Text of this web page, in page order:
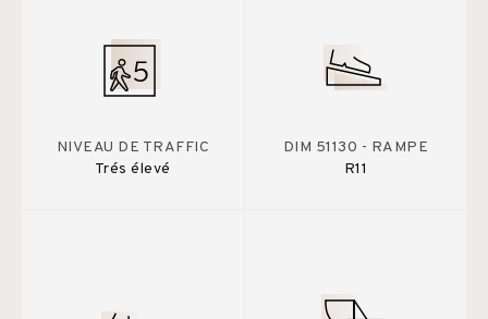
NIVEAU DE TRAFFIC
Trés élevé
DIM 51130 - RAMPE
R11